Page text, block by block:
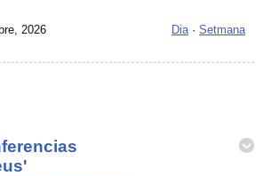
2026 Dia · Setmana